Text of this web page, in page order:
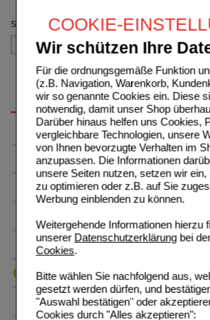
COOKIE-
Wir schützen Ihre
Für die ordnungsgemäße Funktion
(z.B. Navigation, Warenkorb,
wir so genannte Cookies ein. Diese
notwendig, damit unser Shop
Darüber hinaus helfen uns Cookies,
vergleichbare Technologien, unsere
von Ihnen bevorzugte Verhalten im
anzupassen. Die Informationen
unsere Seiten nutzen, setzen wir
zu optimieren oder z.B. auf Sie
Werbung einblenden zu können.
Weitergehende Informationen hierzu
unserer Datenschutzerklärungbei
Cookies.
Bitte wählen Sie nachfolgend aus,
gesetzt werden dürfen, und
"Auswahl bestätigen" oder
Cookies durch "Alles akzeptieren":
Sortieren nach